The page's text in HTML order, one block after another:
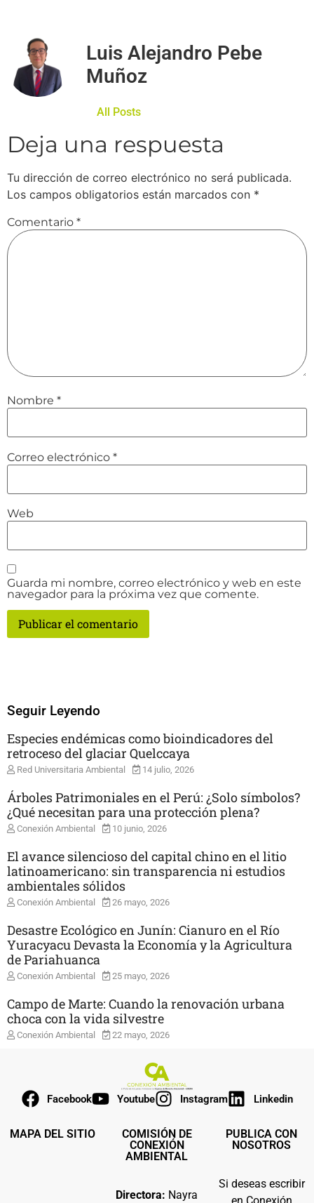
Luis Alejandro Pebe
Muñoz
All Posts
Deja una respuesta
Tu dirección de correo electrónico no será publicada.
Los campos obligatorios están marcados con *
Comentario *
Nombre *
Correo electrónico *
Web
Guarda mi nombre, correo electrónico y web en este
navegador para la próxima vez que comente.
Seguir Leyendo
Especies endémicas como bioindicadores del
retroceso del glaciar Quelccaya
Red Universitaria Ambiental 14 julio, 2026
Árboles Patrimoniales en el Perú: ¿Solo símbolos?
¿Qué necesitan para una protección plena?
Conexión Ambiental 10 junio, 2026
El avance silencioso del capital chino en el litio
latinoamericano: sin transparencia ni estudios
ambientales sólidos
Conexión Ambiental 26 mayo, 2026
Desastre Ecológico en Junín: Cianuro en el Río
Yuracyacu Devasta la Economía y la Agricultura
de Pariahuanca
Conexión Ambiental 25 mayo, 2026
Campo de Marte: Cuando la renovación urbana
choca con la vida silvestre
Conexión Ambiental 22 mayo, 2026
Facebook Youtube Instagram Linkedin
MAPA DEL SITIO
COMISIÓN DE
CONEXIÓN
AMBIENTAL
Directora: Nayra
PUBLICA CON
NOSOTROS
Si deseas escribir